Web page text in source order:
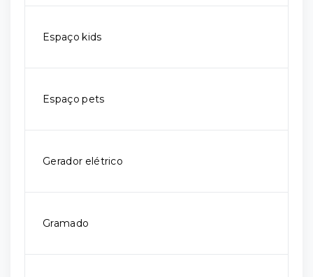
Espaço kids
Espaço pets
Gerador elétrico
Gramado